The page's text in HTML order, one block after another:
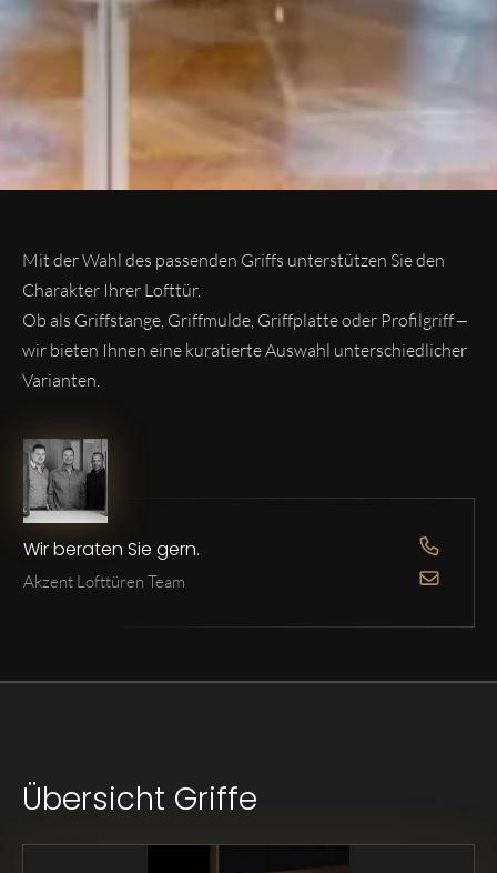
Mit der Wahl des passenden Griffs unterstützen Sie den
Charakter Ihrer Lofttür.
Ob als Griffstange, Griffmulde, Griffplatte oder Profilgriff –
wir bieten Ihnen eine kuratierte Auswahl unterschiedlicher
Varianten.
Wir beraten Sie gern.
Akzent Lofttüren Team
OPEN
OPEN
Übersicht Griffe